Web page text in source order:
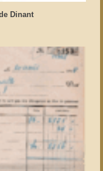
Dinant